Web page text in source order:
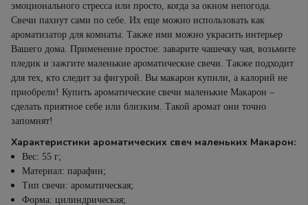
эмоционального стресса или просто, когда за окном непогода.
Свечи пахнут сами по себе. Их еще можно использовать как
ароматизатор для комнаты. Также ими можно украсить интерьер
Вашего дома. Применение простое: заварите чашечку чая, возьмите
пледик и зажгите маленькие ароматические свечи. Также подходит
для тех, кто следит за фигурой. Вы макарон купили, а калорий не
приобрели! Купить ароматические свечи маленькие Макарон –
сделать приятное себе или близким. Такой аромат они точно
запомнят!
Характеристики ароматических свеч маленьких Макарон:
Вес: 55 г;
Материал: парафин;
Тип свечи: ароматическая;
Форма: цилиндрическая;